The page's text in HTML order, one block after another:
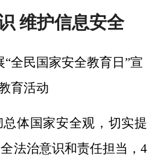
维护信息安全
“全民国家安全教育日”宣
育活动
体国家安全观，切实提
法治意识和责任担当， 4